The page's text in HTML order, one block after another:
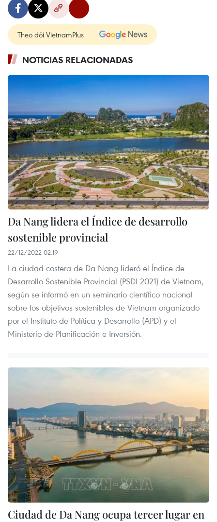
Theo dõi VietnamPlus
NOTICIAS RELACIONADAS
Da Nang lidera el Índice de desarrollo
sostenible provincial
22/12/2022 02:19
La ciudad costera de Da Nang lideró el Índice de
Desarrollo Sostenible Provincial (PSDI 2021) de Vietnam,
según se informó en un seminario científico nacional
sobre los objetivos sostenibles de Vietnam organizado
por el Instituto de Política y Desarrollo (APD) y el
Ministerio de Planificación e Inversión.
Ciudad de Da Nang ocupa tercer lugar en